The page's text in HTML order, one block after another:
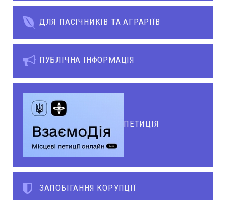
ДЛЯ ПАСІЧНИКІВ ТА АГРАРІЇВ
ПУБЛІЧНА ІНФОРМАЦІЯ
ПЕТИЦІЯ
ЗАПОБІГАННЯ КОРУПЦІЇ